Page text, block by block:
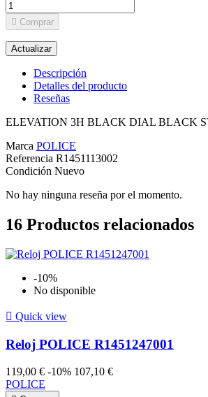
 Comprar
Descripción
Detalles del producto
Reseñas
ELEVATION 3H BLACK DIAL BLACK
Marca POLICE
Referencia R1451113002
Condición Nuevo
No hay ninguna reseña por el momento.
16 Productos relacionados
-10%
No disponible
 Quick view
Reloj POLICE R1451247001
119,00 € -10% 107,10 €
POLICE